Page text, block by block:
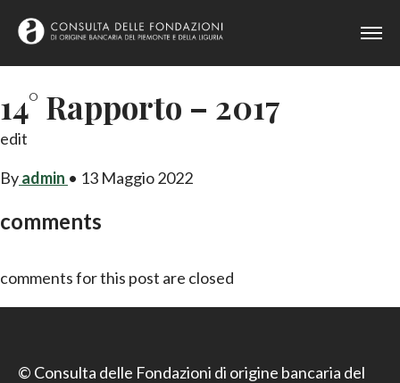
14° Rapporto – 2017
edit
Byadmin • 13 Maggio 2022
comments
comments for this post are closed
© Consulta delle Fondazioni di origine bancaria del